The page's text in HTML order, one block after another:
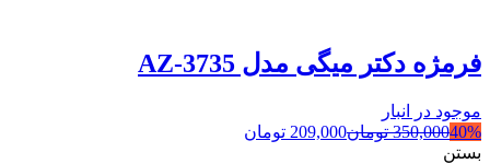
فرمژه دکتر میگی مدل AZ-3735
موجود در انبار
40%
350,000 تومان209,000 تومان
بستن